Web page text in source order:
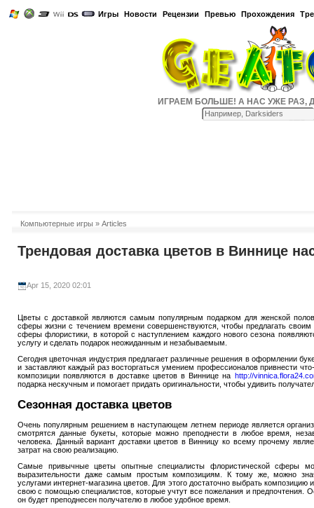
Игры Новости Рецензии Превью Прохождения
ИГРАЕМ БОЛЬШЕ! А НАС УЖЕ РАЗ,
Компьютерные игры » Articles
Трендовая доставка цветов в Виннице
Apr 15, 2020 02:01
Цветы с доставкой являются самым популярным подарком для женской
сферы жизни с течением времени совершенствуются, чтобы предлагать
сферы флористики, в которой с наступлением каждого нового сезона
услугу и сделать подарок неожиданным и незабываемым.
Сегодня цветочная индустрия предлагает различные решения в оформлении
и заставляют каждый раз восторгаться умением профессионалов привнести
композиции появляются в доставке цветов в Виннице на http://
подарка нескучным и помогает придать оригинальности, чтобы удивить
Сезонная доставка цветов
Очень популярным решением в наступающем летнем периоде является
смотрятся данные букеты, которые можно преподнести в любое время,
человека. Данный вариант доставки цветов в Винницу ко всему прочему
затрат на свою реализацию.
Самые привычные цветы опытные специалисты флористической сферы
выразительности даже самым простым композициям. К тому же, можно
услугами интернет-магазина цветов. Для этого достаточно выбрать
свою с помощью специалистов, которые учтут все пожелания и предпочтения.
он будет преподнесен получателю в любое удобное время.